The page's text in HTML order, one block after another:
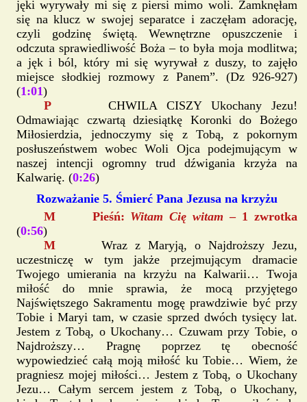
jęki wyrywały mi się z piersi mimo woli. Zamknęłam
się na klucz w swojej separatce i zaczęłam adorację,
czyli godzinę świętą. Wewnętrzne opuszczenie i
odczuta sprawiedliwość Boża – to była moja modlitwa;
a jęk i ból, który mi się wyrywał z duszy, to zajęło
miejsce słodkiej rozmowy z Panem”. (Dz 926-927)
(1:01)
PCHWILA CISZY Ukochany Jezu!
Odmawiając czwartą dziesiątkę Koronki do Bożego
Miłosierdzia, jednoczymy się z Tobą, z pokornym
posłuszeństwem wobec Woli Ojca podejmującym w
naszej intencji ogromny trud dźwigania krzyża na
Kalwarię. (0:26)
Rozważanie 5. Śmierć Pana Jezusa na krzyżu
M Pieśń: Witam Cię witam– 1 zwrotka
(0:56)
M Wraz z Maryją, o Najdroższy Jezu,
uczestniczę w tym jakże przejmującym dramacie
Twojego umierania na krzyżu na Kalwarii… Twoja
miłość do mnie sprawia, że mocą przyjętego
Najświętszego Sakramentu mogę prawdziwie być przy
Tobie i Maryi tam, w czasie sprzed dwóch tysięcy lat.
Jestem z Tobą, o Ukochany… Czuwam przy Tobie, o
Najdroższy… Pragnę poprzez tę obecność
wypowiedzieć całą moją miłość ku Tobie… Wiem, że
pragniesz mojej miłości… Jestem z Tobą, o Ukochany
Jezu… Całym sercem jestem z Tobą, o Ukochany,